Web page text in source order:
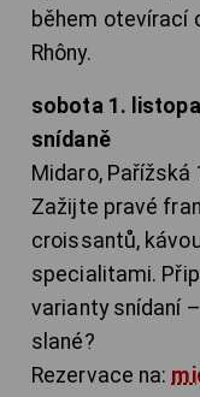
během otevírací
Rhôny.
sobota 1.
snídaně
Midaro, Pařížská
Zažijte pravé
croissantů,
specialitami.
varianty snídaní
slané?
Rezervace na: